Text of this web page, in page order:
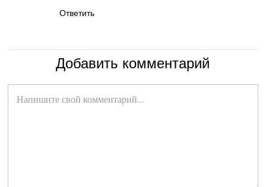
Ответить
Добавить комментарий